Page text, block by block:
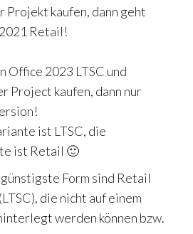
Projekt kaufen, dann geht
Retail!
Office 2023 LTSC und
Project kaufen, dann nur
ist LTSC, die
ist Retail 🙂
Form sind Retail
die nicht auf einem
werden können bzw.